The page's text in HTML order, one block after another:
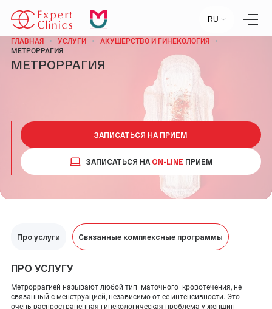
Статьи
Пресс-центр
Контакты
Отзывы
Научный центр
ПН-ПТ:09:00 - 18:00
ВЫХОДНОЙ
МОСКВА, УЛ. СТАРОВОЛЫНСКАЯ, 12 К1.
ПОКАЗАТЬ НА КАРТЕ
ADMIN@EXPERTCLINICS.RU
RU
ГЛАВНАЯ УСЛУГИ
АКУШЕРСТВО И ГИНЕКОЛОГИЯ
МЕТРОРРАГИЯ
МЕТРОРРАГИЯ
ЗАПИСАТЬСЯ НА ПРИЕМ
ЗАПИСАТЬСЯ НА ON-LINE ПРИЕМ
Про услуги Связанные комплексные программы
ПРО УСЛУГУ
Метроррагией называют любой тип маточного кровотечения, не
связанный с менструацией, независимо от ее интенсивности. Это
очень распространенная гинекологическая проблема у женщин